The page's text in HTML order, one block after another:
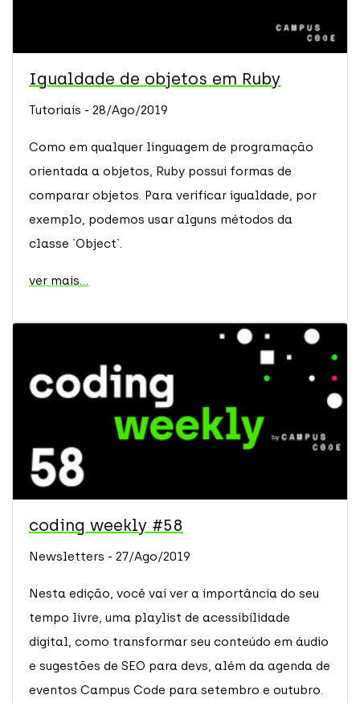
Igualdade de objetos em Ruby
Tutoriais - 28/Ago/2019
Como em qualquer linguagem de programação
orientada a objetos, Ruby possui formas de
comparar objetos. Para verificar igualdade, por
exemplo, podemos usar alguns métodos da
classe `Object`.
ver mais...
coding weekly #58
Newsletters - 27/Ago/2019
Nesta edição, você vai ver a importância do seu
tempo livre, uma playlist de acessibilidade
digital, como transformar seu conteúdo em áudio
e sugestões de SEO para devs, além da agenda de
eventos Campus Code para setembro e outubro.